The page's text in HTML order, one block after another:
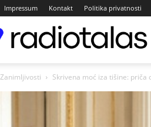
Impressum Kontakt Politika privatnosti
Zanimljivosti Skrivena moć iza tišine: priča